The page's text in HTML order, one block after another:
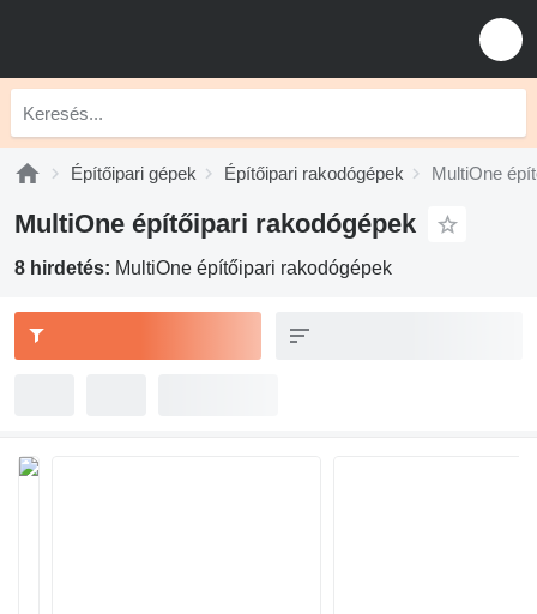
Építőipari gépek Építőipari rakodógépek MultiOne
MultiOne építőipari rakodógépek
8 hirdetés: MultiOne építőipari rakodógépek